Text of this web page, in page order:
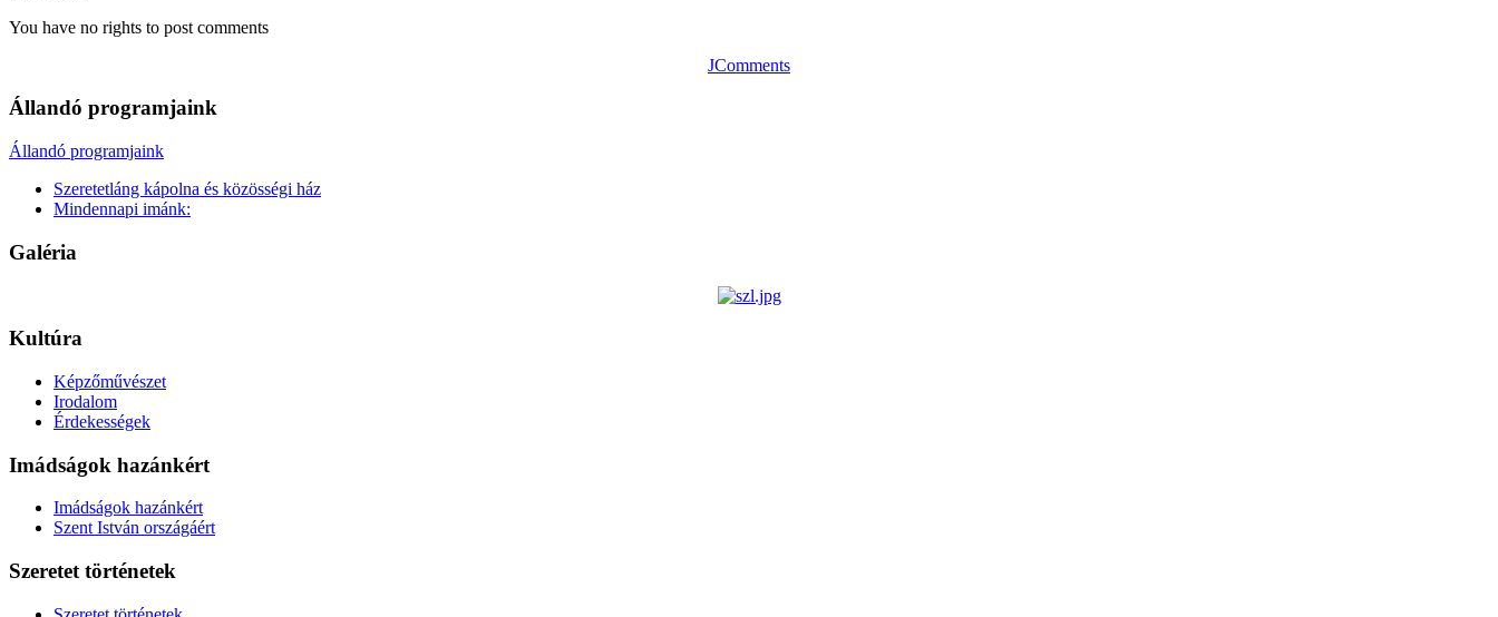
You have no rights to post comments
JComments
Állandó programjaink
Állandó programjaink
Szeretetláng kápolna és közösségi ház
Mindennapi imánk:
Galéria
Kultúra
Képzőművészet
Irodalom
Érdekességek
Imádságok hazánkért
Imádságok hazánkért
Szent István országáért
Szeretet történetek